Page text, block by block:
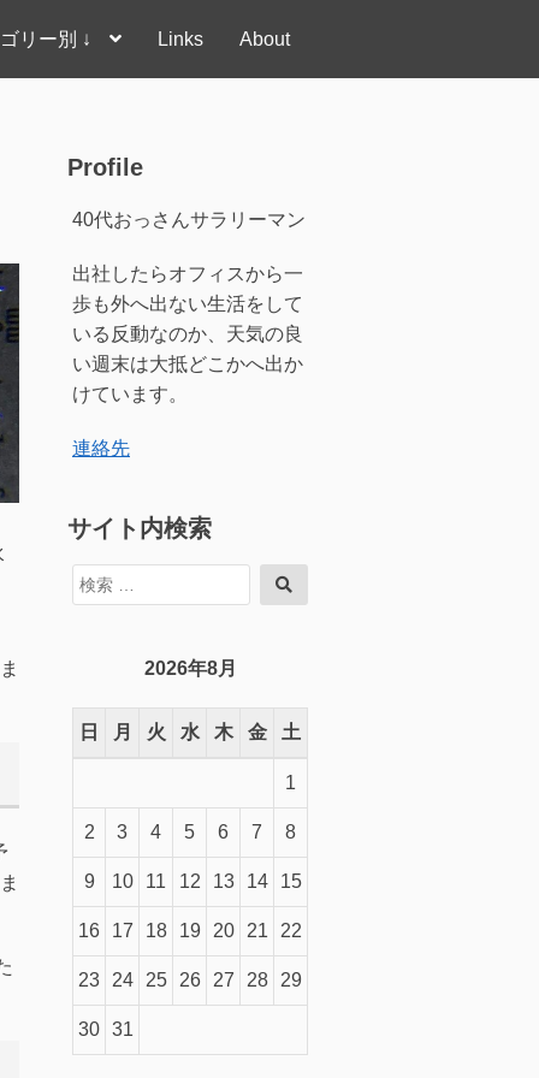
リー別 ↓ Links About
Profile
40代おっさんサラリーマン
出社したらオフィスから一
歩も外へ出ない生活をして
いる反動なのか、天気の良
い週末は大抵どこかへ出か
けています。
連絡先
サイト内検索
検
索
索
2026年8月
日 月 火 水 木 金 土
1
2 3 4 5 6 7 8
9 10 11 12 13 14 15
16 17 18 19 20 21 22
23 24 25 26 27 28 29
30 31